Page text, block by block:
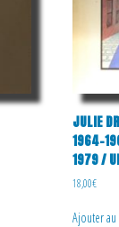
JULIE
1964-
1979 /
18,00€
Ajouter